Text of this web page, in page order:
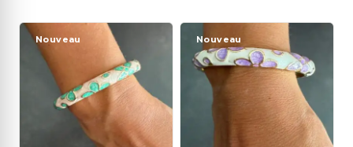
récent
au
plus
ancien
Nouveau Nouveau